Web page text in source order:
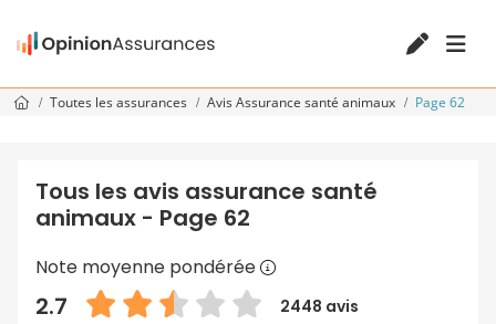
Toutes les assurances Avis Assurance santé animaux Page 62
Tous les avis assurance santé
animaux - Page 62
Note moyenne pondérée
2.7 2448 avis